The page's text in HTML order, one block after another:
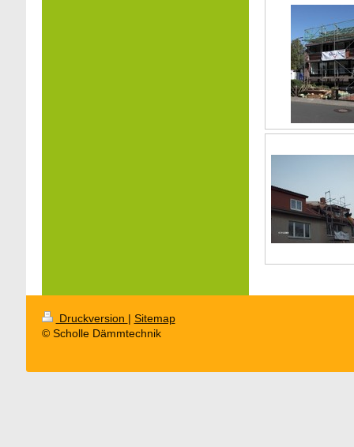
Druckversion | Sitemap
© Scholle Dämmtechnik